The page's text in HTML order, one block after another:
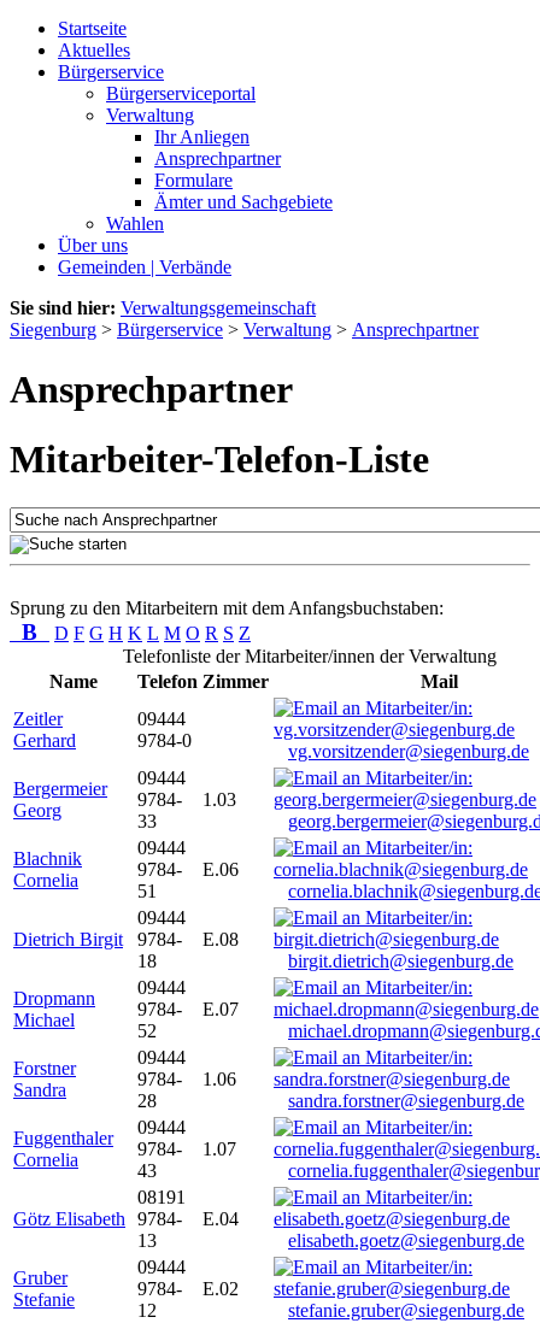
Startseite
Aktuelles
Bürgerservice
Bürgerserviceportal
Verwaltung
Ihr Anliegen
Ansprechpartner
Formulare
Ämter und Sachgebiete
Wahlen
Über uns
Gemeinden | Verbände
Sie sind hier: Verwaltungsgemeinschaft
Siegenburg > Bürgerservice > Verwaltung > Ansprechpartner
Ansprechpartner
Mitarbeiter-Telefon-Liste
Sprung zu den Mitarbeitern mit dem Anfangsbuchstaben:
B D F G H K L M O R S Z
Telefonliste der Mitarbeiter/innen der Verwaltung
Name
Telefon Zimmer
Mail
Zeitler
Gerhard
09444
9784-0
vg.vorsitzender@siegenburg.de
Bergermeier
Georg
09444
9784-
33
1.03
Blachnik
Cornelia
09444
9784-
51
E.06
Dietrich Birgit
09444
9784-
18
E.08
birgit.dietrich@siegenburg.de
Dropmann
Michael
09444
9784-
52
E.07
Forstner
Sandra
09444
9784-
28
1.06
sandra.forstner@siegenburg.de
Fuggenthaler
Cornelia
09444
9784-
43
1.07
Götz Elisabeth
08191
9784-
13
E.04
elisabeth.goetz@siegenburg.de
Gruber
Stefanie
09444
9784-
12
E.02
stefanie.gruber@siegenburg.de